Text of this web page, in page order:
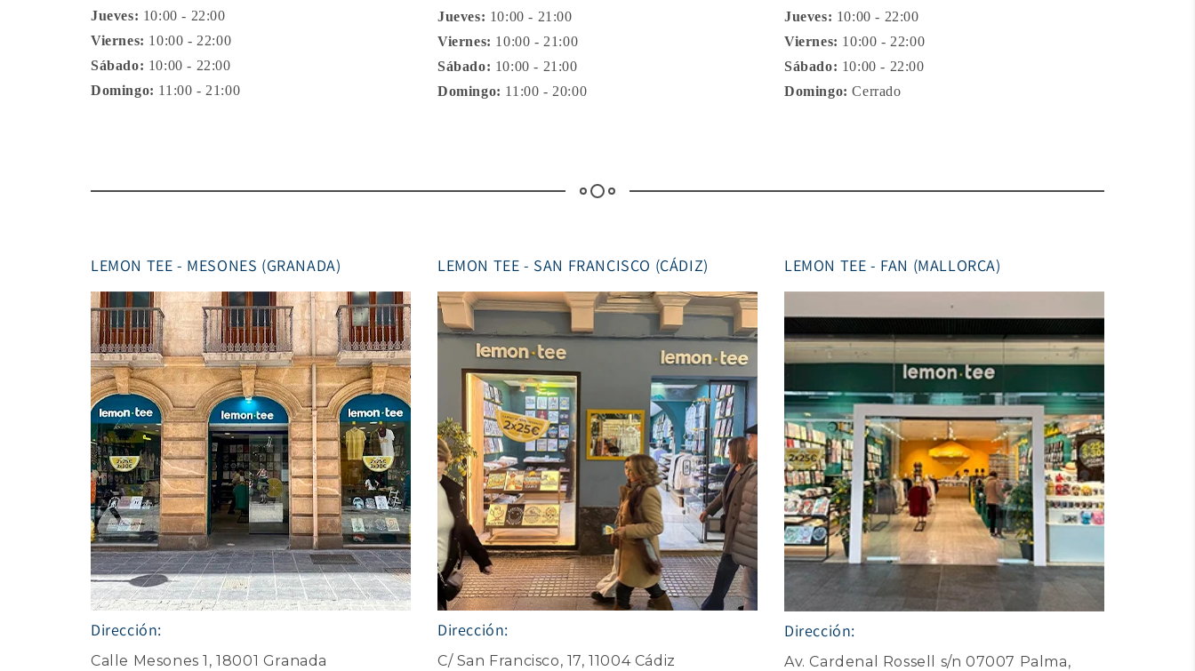
Jueves: 10:00 - 22:00
Viernes: 10:00 - 22:00
Sábado: 10:00 - 22:00
Domingo: 11:00 - 21:00
Jueves: 10:00 - 21:00
Viernes: 10:00 - 21:00
Sábado: 10:00 - 21:00
Domingo: 11:00 - 20:00
Jueves: 10:00 - 22:00
Viernes: 10:00 - 22:00
Sábado: 10:00 - 22:00
Domingo: Cerrado
LEMON TEE - MESONES (GRANADA)
Dirección:
Calle Mesones 1, 18001 Granada
LEMON TEE - SAN FRANCISCO (CÁDIZ)
Dirección:
C/ San Francisco, 17, 11004 Cádiz
LEMON TEE - FAN (MALLORCA)
Dirección:
Av. Cardenal Rossell s/n 07007 Palma,